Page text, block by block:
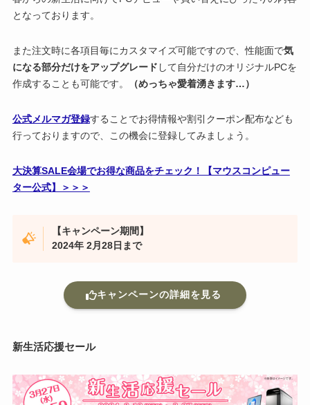
となっております。
また注文時に各項目毎にカスタマイズ可能ですので、性能面で気
になる部分だけをアップグレード して自分だけのオリジナルPCを
作成することも可能です。
（めっちゃ愛着湧きます…）
公式メルマガ登録することでお得情報や割引クーポン配布なども
行っておりますので、この機会に登録してみましょう。
大決算SALE会場でお得な商品をチェック！【マウスコンピュー
ター公式】＞＞＞
【キャンペーン期間】
2024年 2月28日まで
キャンペーンの詳細を見る
新生活応援セール